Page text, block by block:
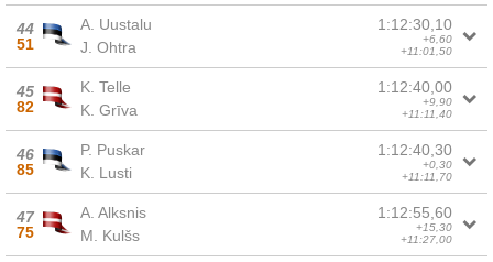
44
51
A. Uustalu
J. Ohtra
1:12:30,10
+6,60
+11:01,50
45
82
K. Telle
K. Grīva
1:12:40,00
+9,90
+11:11,40
46
85
P. Puskar
K. Lusti
1:12:40,30
+0,30
+11:11,70
47
75
A. Alksnis
M. Kulšs
1:12:55,60
+15,30
+11:27,00